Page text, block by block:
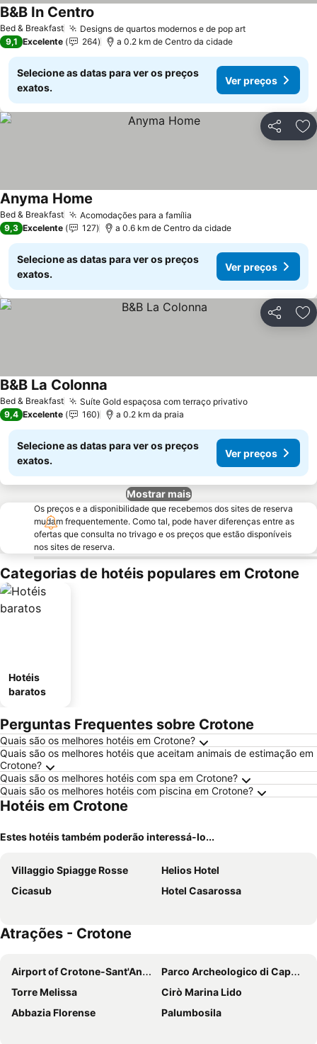
Bed & Breakfast Designs de quartos modernos e de pop art
B&B In Centro
9,1 Excelente 264 a 0.2 km de Centro da cidade
Selecione as datas para ver os preços
exatos.
Ver preços
Partilhar
Bed & Breakfast Acomodações para a família
Anyma Home
9,3 Excelente 127 a 0.6 km de Centro da cidade
Selecione as datas para ver os preços
exatos.
Ver preços
Partilhar
Bed & Breakfast Suíte Gold espaçosa com terraço privativo
B&B La Colonna
9,4 Excelente 160 a 0.2 km da praia
Selecione as datas para ver os preços
exatos.
Ver preços
Mostrar mais
Os preços e a disponibilidade que recebemos dos sites de reserva
mudam frequentemente. Como tal, pode haver diferenças entre as
ofertas que consulta no trivago e os preços que estão disponíveis
nos sites de reserva.
Categorias de hotéis populares em Crotone
Hotéis
baratos
Perguntas Frequentes sobre Crotone
Quais são os melhores hotéis em Crotone?
Quais são os melhores hotéis que aceitam animais de estimação em
Crotone?
Quais são os melhores hotéis com spa em Crotone?
Quais são os melhores hotéis com piscina em Crotone?
Hotéis em Crotone
Estes hotéis também poderão interessá-lo...
Villaggio Spiagge Rosse
Helios Hotel
Cicasub
Hotel Casarossa
Atrações - Crotone
Airport of Crotone-Sant'Anna "Pythagoras"
Parco Archeologico di Capo Colonna
Torre Melissa
Cirò Marina Lido
Abbazia Florense
Palumbosila